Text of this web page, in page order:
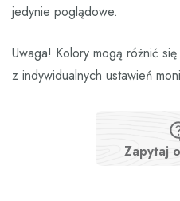
jedynie poglądowe.
Uwaga! Kolory mogą różnić
z indywidualnych ustawień
Zapytaj